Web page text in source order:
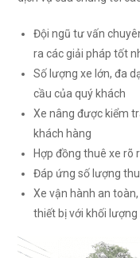
Đội ngũ tư vấn
ra các giải pháp tốt
Số lượng xe lớn, đa
cầu của quý khách
Xe nâng được kiểm
khách hàng
Hợp đồng thuê xe rõ
Đáp ứng số lượng
Xe vận hành an
thiết bị với khối lượng